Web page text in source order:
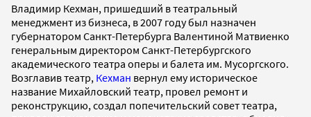
Владимир Кехман, пришедший в театральный
менеджмент из бизнеса, в 2007 году был назначен
губернатором Санкт-Петербурга Валентиной Матвиенко
генеральным директором Санкт-Петербургского
академического театра оперы и балета им. Мусоргского.
Возглавив театр, Кехман вернул ему историческое
название Михайловский театр, провел ремонт и
реконструкцию, создал попечительский совет театра,